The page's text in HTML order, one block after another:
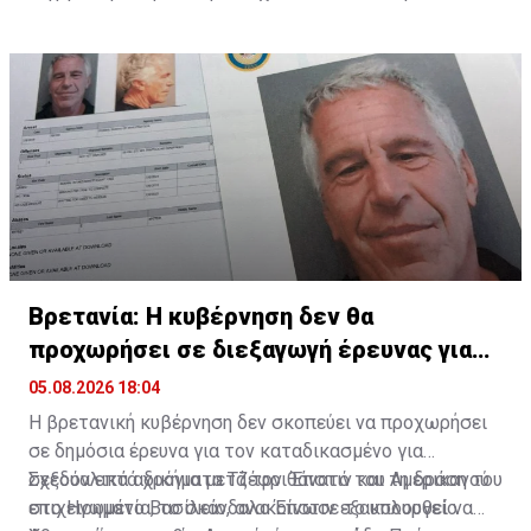
βρίσκεται στο επίκεντρο των μαχών.
Βρετανία: Η κυβέρνηση δεν θα
προχωρήσει σε διεξαγωγή έρευνας για
τον Έπστιν
05.08.2026 18:04
Η βρετανική κυβέρνηση δεν σκοπεύει να προχωρήσει
σε δημόσια έρευνα για τον καταδικασμένο για
σεξουαλικά αδικήματα Τζέφρι Έπστιν και τη δράση του
στο Ηνωμένο Βασίλειο, ανακοίνωσε το υπουργείο
Σχεδόν επτά χρόνια μετά τον θάνατό του Αμερικανού
επιχειρηματία, το σκάνδαλο Έπστιν εξακολουθεί να